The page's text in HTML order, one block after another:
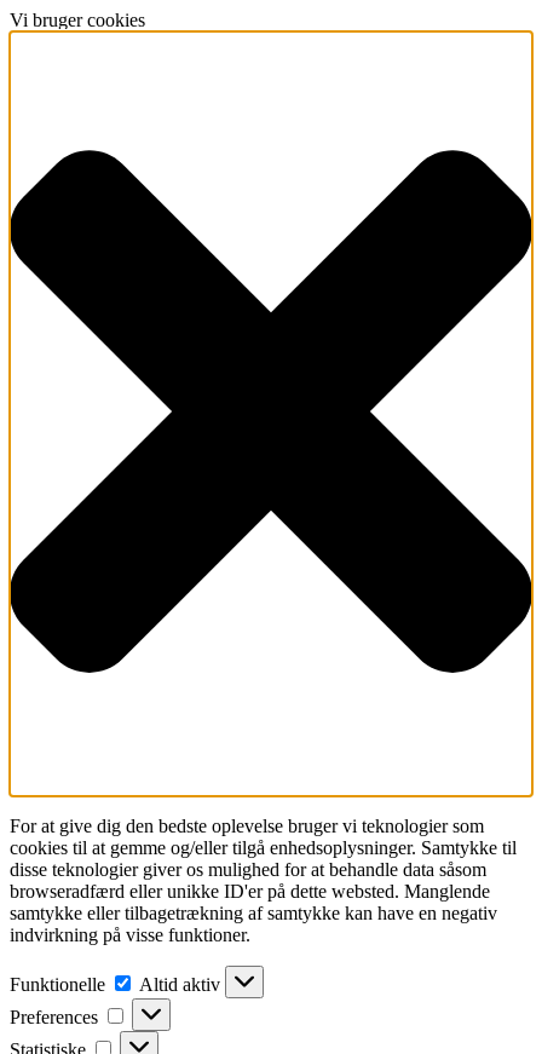
Vi bruger cookies
For at give dig den bedste oplevelse bruger vi teknologier som
cookies til at gemme og/eller tilgå enhedsoplysninger. Samtykke til
disse teknologier giver os mulighed for at behandle data såsom
browseradfærd eller unikke ID'er på dette websted. Manglende
samtykke eller tilbagetrækning af samtykke kan have en negativ
indvirkning på visse funktioner.
Funktionelle Funktionelle
Altid aktiv
Preferences
Preferences
Statistiske